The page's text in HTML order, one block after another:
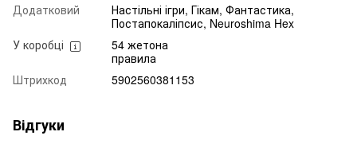
Додатковий
Настільні ігри, Гікам, Фантастика,
Постапокаліпсис, Neuroshima Hex
У коробці
54 жетона
правила
Штрихкод
5902560381153
Відгуки